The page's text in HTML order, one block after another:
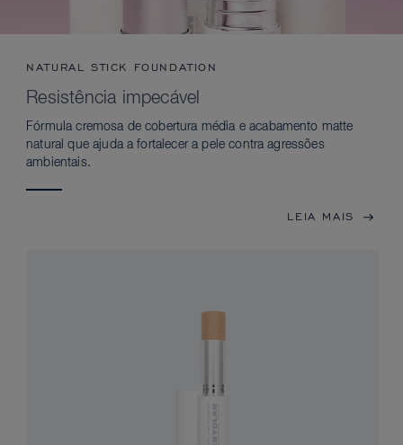
NATURAL STICK FOUNDATION
Resistência impecável
Fórmula cremosa de cobertura média e acabamento matte
natural que ajuda a fortalecer a pele contra agressões
ambientais.
LEIA MAIS